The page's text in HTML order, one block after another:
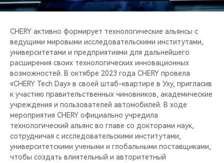
CHERY активно формирует технологические альянсы с
ведущими мировыми исследовательскими институтами,
университетами и предприятиями для дальнейшего
расширения своих технологических инновационных
возможностей. В октябре 2023 года CHERY провела
«CHERY Tech Day» в своей штаб-квартире в Уху, пригласив
к участию правительственных чиновников, академические
учреждения и пользователей автомобилей. В ходе
мероприятия CHERY официально учредила
технологический альянс во главе со докторами наук,
сотрудничая с исследовательскими институтами,
университетскими учеными и глобальными поставщиками,
чтобы создать влиятельный и авторитетный